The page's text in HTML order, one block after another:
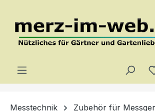
Messtechnik
Zubehör für